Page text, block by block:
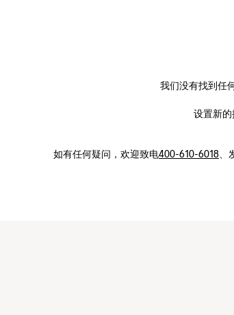
我们没有找到任
设置新的
如有任何疑问， 欢迎致电400-610-6018